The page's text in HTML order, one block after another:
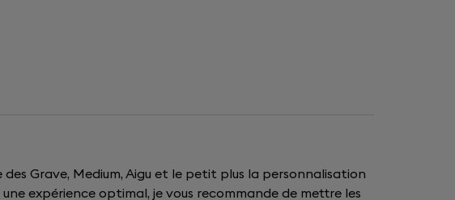
Grave, Medium, Aigu et le petit plus la personnalisation
expérience optimal, je vous recommande de mettre les